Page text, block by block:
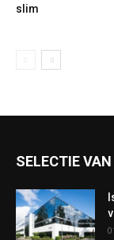
slim
SELECTIE